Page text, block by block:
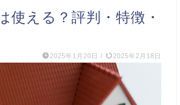
使える？評判・特徴・
2025年1月20日 / 2025年2月18日